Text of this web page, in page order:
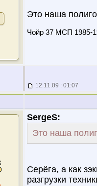
Это наша
Чойр 37 МСП 1985-
12.11.09 : 01:07
SergeS:
Это наша
Серёга, а как
разгрузки